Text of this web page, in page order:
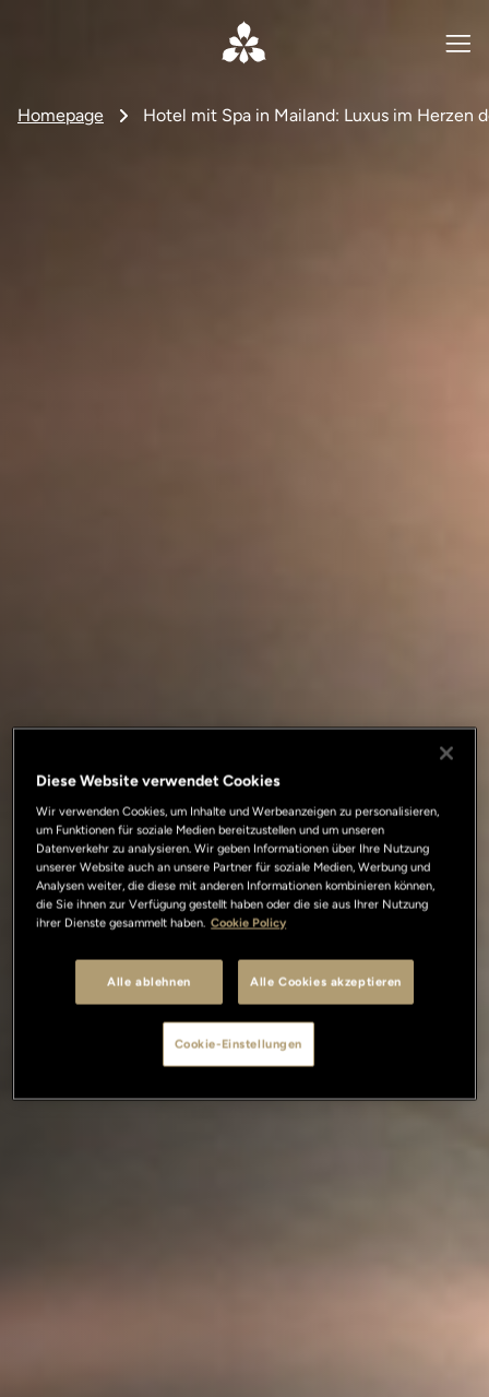
Homepage Hotel mit Spa in Mailand: Luxus im Herzen
Diese Website verwendet Cookies
Wir verwenden Cookies, um Inhalte und Werbeanzeigen zu personalisieren,
um Funktionen für soziale Medien bereitzustellen und um unseren
Datenverkehr zu analysieren. Wir geben Informationen über Ihre Nutzung
unserer Website auch an unsere Partner für soziale Medien, Werbung und
Analysen weiter, die diese mit anderen Informationen kombinieren können,
die Sie ihnen zur Verfügung gestellt haben oder die sie aus Ihrer Nutzung
ihrer Dienste gesammelt haben. Cookie Policy
Alle ablehnen Alle Cookies akzeptieren
Cookie-Einstellungen